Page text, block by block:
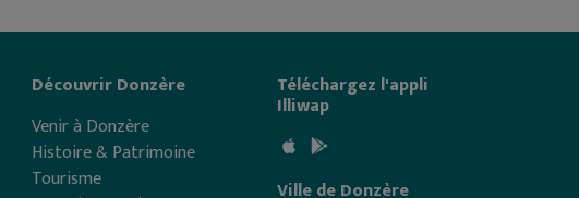
Découvrir Donzère
Venir à Donzère
Histoire & Patrimoine
Tourisme
Téléchargez l'appli
Illiwap
Ville de Donzère